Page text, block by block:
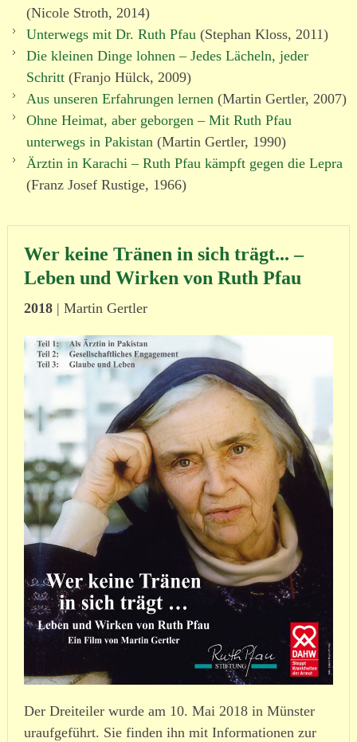
(Nicole Stroth, 2014)
Unterwegs mit Dr. Ruth Pfau (Stephan Kloss, 2011)
Die kleinen Dinge lohnen – Jedes Lächeln, jeder
Schritt(Franjo Hülck, 2009)
Aus unseren Erfahrungen lernen (Martin Gertler, 2007)
Ohne Heimat, aber geborgen – Mit Ruth Pfau
unterwegs in Pakistan (Martin Gertler, 1990)
Ärztin in Karachi – Ruth Pfau kämpft gegen die Lepra
(Franz Josef Rustige, 1966)
Wer keine Tränen in sich trägt... –
Leben und Wirken von Ruth Pfau
2018| Martin Gertler
Der Dreiteiler wurde am 10. Mai 2018 in Münster
uraufgeführt. Sie finden ihn mit Informationen zur